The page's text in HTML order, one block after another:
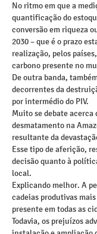
No ritmo em que a
quantificação do
conversão em riqueza
2030 – que é o prazo
realização, pelos
carbono presente no
De outra banda,
decorrentes da
por intermédio do PIV.
Muito se debate acerca
desmatamento na
resultante da
Esse tipo de aferição,
decisão quanto à
local.
Explicando melhor. A
cadeias produtivas
presente em todas as
Todavia, os prejuízos